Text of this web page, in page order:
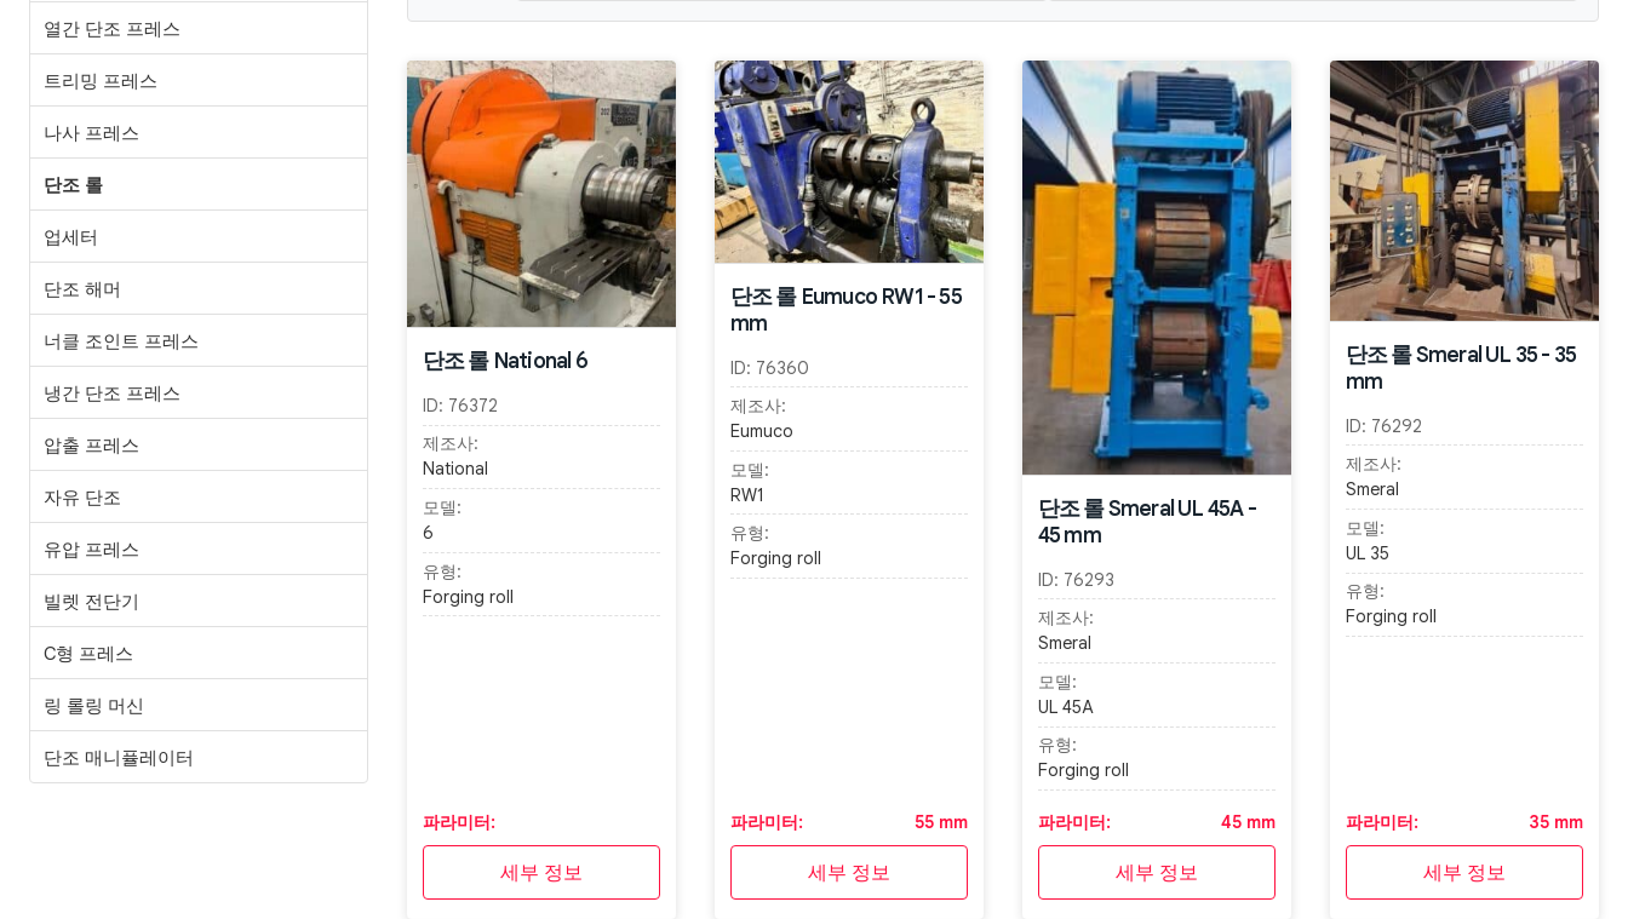
열간 단조 프레스
트리밍 프레스
나사 프레스
단조 롤
업세터
단조 해머
너클 조인트 프레스
냉간 단조 프레스
압출 프레스
자유 단조
유압 프레스
빌렛 전단기
C형 프레스
링 롤링 머신
단조 매니퓰레이터
단조 롤 National 6
ID: 76372
제조사:
National
모델:
6
유형:
Forging roll
파라미터:
세부 정보
단조 롤 Eumuco RW1 - 55
mm
ID: 76360
제조사:
Eumuco
모델:
RW1
유형:
Forging roll
파라미터: 55 mm
세부 정보
단조 롤 Smeral UL 45A -
45 mm
ID: 76293
제조사:
Smeral
모델:
UL 45A
유형:
Forging roll
파라미터: 45 mm
세부 정보
단조 롤 Smeral UL 35 - 35
mm
ID: 76292
제조사:
Smeral
모델:
UL 35
유형:
Forging roll
파라미터: 35 mm
세부 정보